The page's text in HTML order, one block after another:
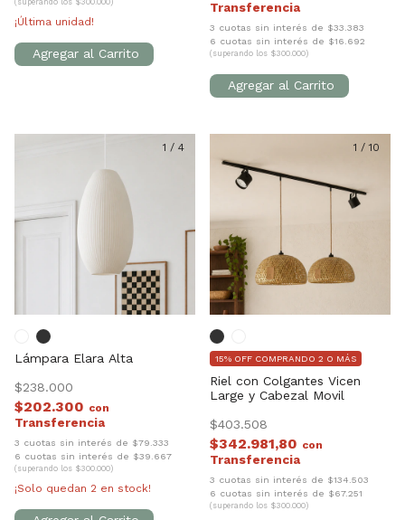
¡Última unidad!
3 cuotas sin interés de $33.383
6 cuotas sin interés de $16.692
(superando los $300.000)
1 / 4
Lámpara Elara Alta
$238.000
$202.300 con
3 cuotas sin interés de $79.333
6 cuotas sin interés de $39.667
(superando los $300.000)
¡Solo quedan 2 en stock!
1 / 10
Riel con Colgantes Vicen
Large y Cabezal Movil
$403.508
15% OFF COMPRANDO 2 O MÁS
$342.981,80 con
3 cuotas sin interés de $134.503
6 cuotas sin interés de $67.251
(superando los $300.000)